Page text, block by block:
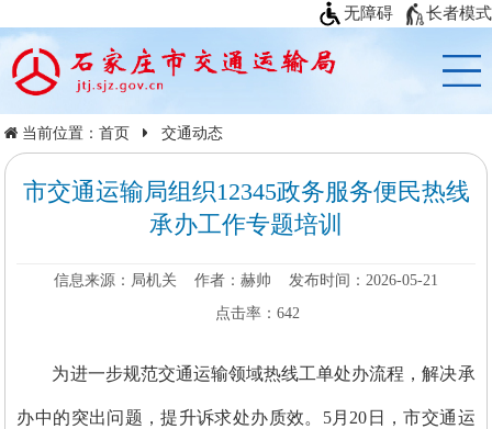
无障碍 长者模式
当前位置：首页 交通动态
市交通运输局组织12345政务服务便民热线
承办工作专题培训
信息来源：局机关 作者：赫帅
发布时间：2026-05-21
点击率： 642
为进一步规范交通运输领域热线工单处办流程，解决承
办中的突出问题，提升诉求处办质效。5月20日，市交通运